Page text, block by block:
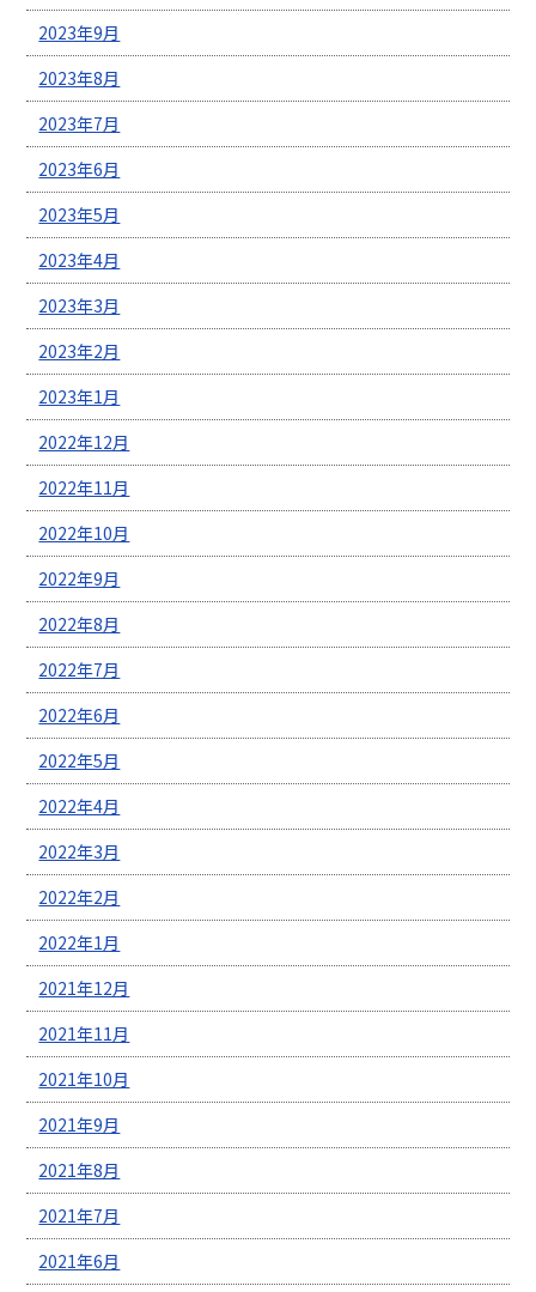
2023年9月
2023年8月
2023年7月
2023年6月
2023年5月
2023年4月
2023年3月
2023年2月
2023年1月
2022年12月
2022年11月
2022年10月
2022年9月
2022年8月
2022年7月
2022年6月
2022年5月
2022年4月
2022年3月
2022年2月
2022年1月
2021年12月
2021年11月
2021年10月
2021年9月
2021年8月
2021年7月
2021年6月